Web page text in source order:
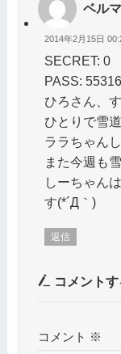
ベル
2014年2月15日
SECRET: 0
PASS:
ひろさん、
ひとりで雪
ララちゃん
また今週も
しーちゃん
す(*´Д｀)
返信
コメントす
コメント ※